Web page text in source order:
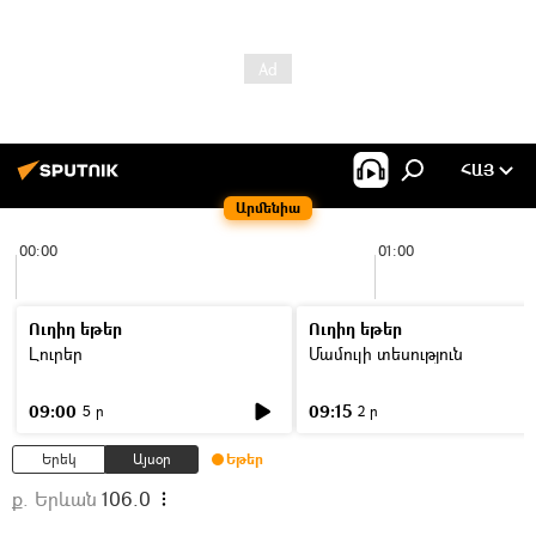
Արմենիա
ՀԱՅ
00:00 01:00
Ուղիղ եթեր
Լուրեր
09:00 5 ր
Ուղիղ եթեր
Մամուլի տեսություն
09:15 2 ր
Երեկ Այսօր Եթեր
ք. Երևան 106.0